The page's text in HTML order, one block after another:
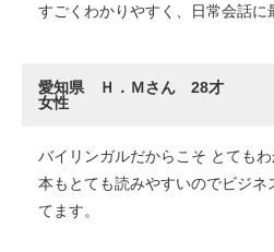
すごくわかりやすく、日常会話に
愛知県 Ｈ．Ｍさん 28才
女性
バイリンガルだからこそ とてもわ
本もとても読みやすいのでビジ
てます。